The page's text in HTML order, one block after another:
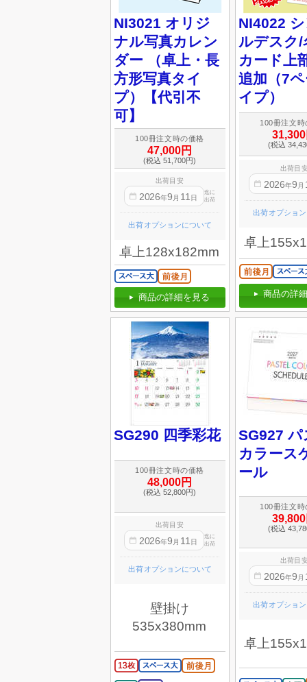
NI3021 オリジ
ナル写真カレン
ダー （卓上・長
方形写真タイ
プ）【代引不
可】
100冊注文時の価格
47,000円
(税込 51,700円)
出荷目安
2026年9 月 11 日
迄に
出荷
出荷オプションについて
卓上128x182mm
商品の詳細を見る
NI4022
ルデスク/
カード上
追加（7
イプ）
100冊注文時
(税込
出荷目
2026年9 月
出荷オプショ
卓上
商品の詳
SG290 四季彩花
100冊注文時の価格
48,000円
(税込 52,800円)
出荷目安
2026年9 月 11 日
迄に
出荷
出荷オプションについて
壁掛け
535x380mm
SG927
カラース
ール
100冊注文時
(税込
出荷目
2026年9 月
出荷オプショ
卓上